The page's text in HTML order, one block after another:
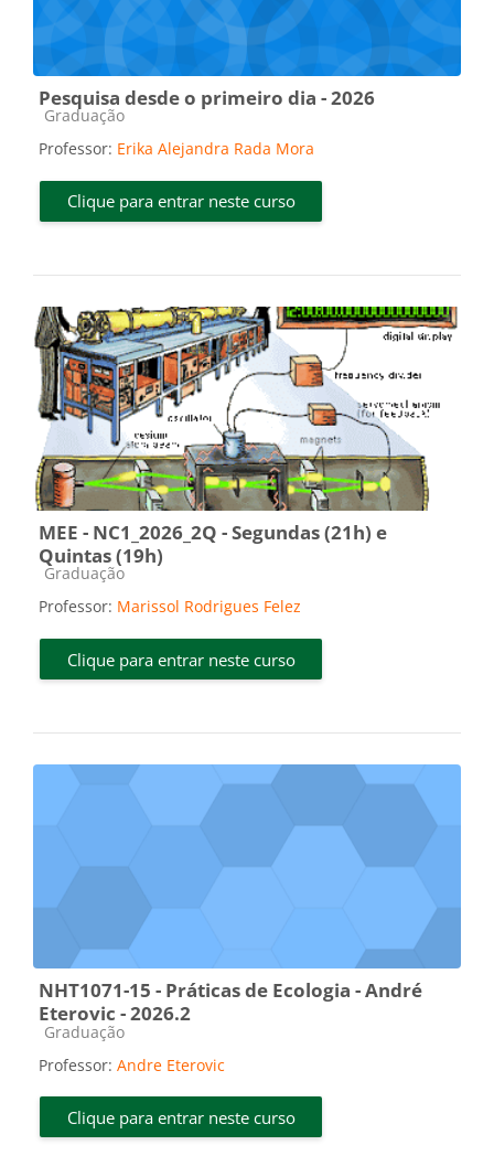
Pesquisa desde o primeiro dia - 2026
Categoria do curso
Graduação
Professor: Erika Alejandra Rada Mora
Clique para entrar neste curso
MEE - NC1_2026_2Q - Segundas (21h) e
Quintas (19h)
Categoria do curso
Graduação
Professor: Marissol Rodrigues Felez
Clique para entrar neste curso
NHT1071-15 - Práticas de Ecologia - André
Eterovic - 2026.2
Categoria do curso
Graduação
Professor: Andre Eterovic
Clique para entrar neste curso